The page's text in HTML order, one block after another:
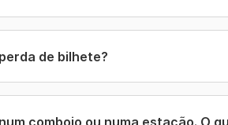
de bilhete?
comboio ou numa estação. O